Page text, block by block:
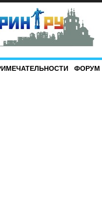
ФОРУМ